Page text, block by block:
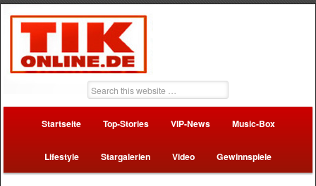
Startseite Top-Stories VIP-News Music-Box
Lifestyle Stargalerien Video Gewinnspiele